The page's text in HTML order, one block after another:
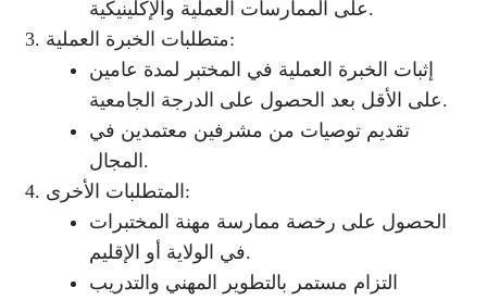
على الممارسات العملية والإكلينيكية.
متطلبات الخبرة العملية:
إثبات الخبرة العملية في المختبر لمدة عامين
على الأقل بعد الحصول على الدرجة الجامعية.
تقديم توصيات من مشرفين معتمدين في
المجال.
المتطلبات الأخرى:
الحصول على رخصة ممارسة مهنة المختبرات
في الولاية أو الإقليم.
التزام مستمر بالتطوير المهني والتدريب